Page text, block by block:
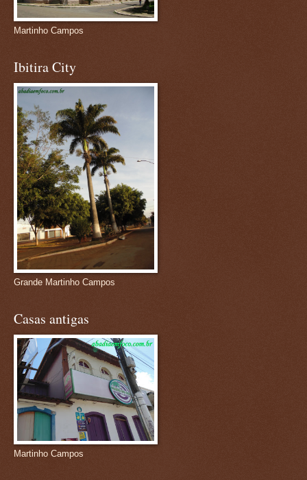
Martinho Campos
Ibitira City
Grande Martinho Campos
Casas antigas
Martinho Campos